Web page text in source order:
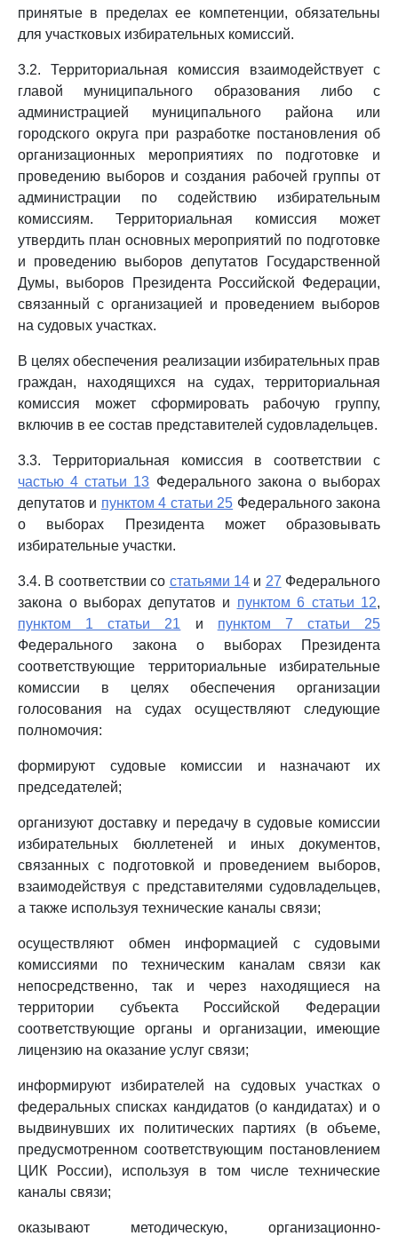
принятые в пределах ее компетенции, обязательны
для участковых избирательных комиссий.
3.2. Территориальная комиссия взаимодействует с
главой муниципального образования либо с
администрацией муниципального района или
городского округа при разработке постановления об
организационных мероприятиях по подготовке и
проведению выборов и создания рабочей группы от
администрации по содействию избирательным
комиссиям. Территориальная комиссия может
утвердить план основных мероприятий по подготовке
и проведению выборов депутатов Государственной
Думы, выборов Президента Российской Федерации,
связанный с организацией и проведением выборов
на судовых участках.
В целях обеспечения реализации избирательных прав
граждан, находящихся на судах, территориальная
комиссия может сформировать рабочую группу,
включив в ее состав представителей судовладельцев.
3.3. Территориальная комиссия в соответствии с
частью 4 статьи 13 Федерального закона о выборах
депутатов и пунктом 4 статьи 25 Федерального закона
о выборах Президента может образовывать
избирательные участки.
3.4. В соответствии со статьями 14и 27 Федерального
закона о выборах депутатов и пунктом 6 статьи 12,
пунктом 1 статьи 21 и пунктом 7 статьи 25
Федерального закона о выборах Президента
соответствующие территориальные избирательные
комиссии в целях обеспечения организации
голосования на судах осуществляют следующие
полномочия:
формируют судовые комиссии и назначают их
председателей;
организуют доставку и передачу в судовые комиссии
избирательных бюллетеней и иных документов,
связанных с подготовкой и проведением выборов,
взаимодействуя с представителями судовладельцев,
а также используя технические каналы связи;
осуществляют обмен информацией с судовыми
комиссиями по техническим каналам связи как
непосредственно, так и через находящиеся на
территории субъекта Российской Федерации
соответствующие органы и организации, имеющие
лицензию на оказание услуг связи;
информируют избирателей на судовых участках о
федеральных списках кандидатов (о кандидатах) и о
выдвинувших их политических партиях (в объеме,
предусмотренном соответствующим постановлением
ЦИК России), используя в том числе технические
каналы связи;
оказывают методическую, организационно-